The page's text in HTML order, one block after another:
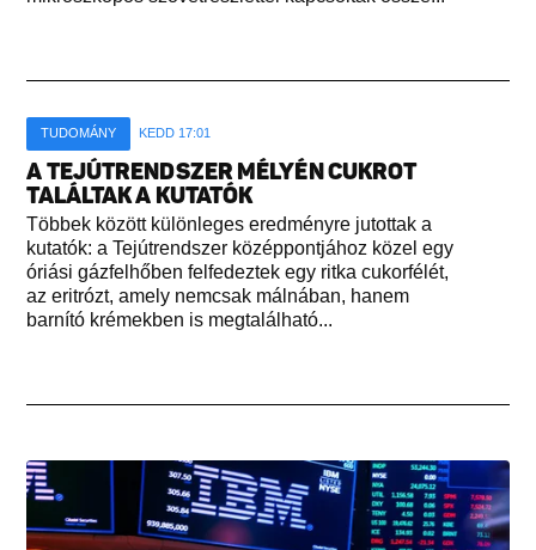
TUDOMÁNY KEDD 17:01
A TEJÚTRENDSZER MÉLYÉN CUKROT
TALÁLTAK A KUTATÓK
Többek között különleges eredményre jutottak a
kutatók: a Tejútrendszer középpontjához közel egy
óriási gázfelhőben felfedeztek egy ritka cukorfélét,
az eritrózt, amely nemcsak málnában, hanem
barnító krémekben is megtalálható...